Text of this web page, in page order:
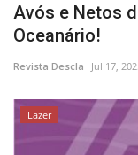
Educação
Estatuto Editorial
Saúde
Avós e Netos
Oceanário!
Revista Descla Jul 17,
Lazer